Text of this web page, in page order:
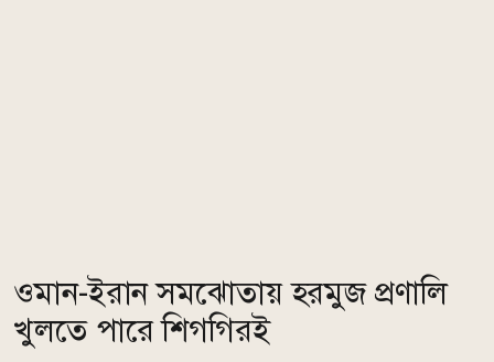
ওমান-ইরান সমঝোতায় হরমুজ প্রণালি
খুলতে পারে শিগগিরই